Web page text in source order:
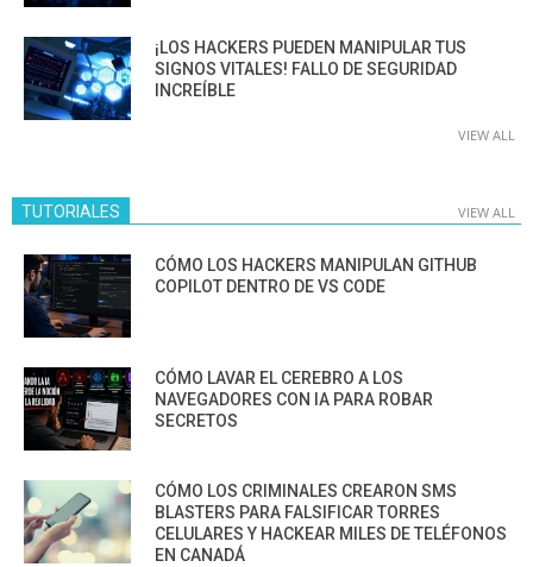
¡LOS HACKERS PUEDEN MANIPULAR TUS
SIGNOS VITALES! FALLO DE SEGURIDAD
INCREÍBLE
VIEW ALL
TUTORIALES VIEW ALL
CÓMO LOS HACKERS MANIPULAN GITHUB
COPILOT DENTRO DE VS CODE
CÓMO LAVAR EL CEREBRO A LOS
NAVEGADORES CON IA PARA ROBAR
SECRETOS
CÓMO LOS CRIMINALES CREARON SMS
BLASTERS PARA FALSIFICAR TORRES
CELULARES Y HACKEAR MILES DE TELÉFONOS
EN CANADÁ